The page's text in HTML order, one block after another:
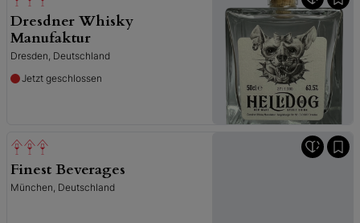
Dresdner Whisky
Manufaktur
Dresden, Deutschland
Jetzt geschlossen
Finest Beverages
München, Deutschland